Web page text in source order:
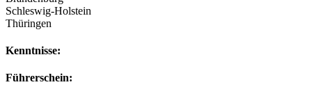
Schleswig-Holstein
Thüringen
Kenntnisse:
Führerschein: